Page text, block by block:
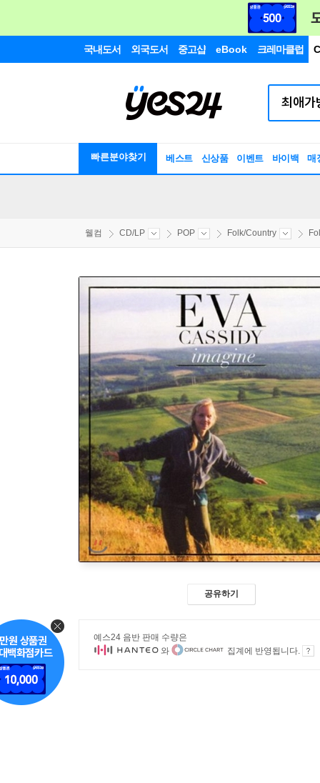
국내도서 외국도서 중고샵 eBook 크레마클럽
빠른분야찾기 베스트 신상품 이벤트 바이백 매
웰컴 CD/LP POP Folk/Country
공유하기
예스24 음반 판매 수량은
와
집계에 반영됩니다.